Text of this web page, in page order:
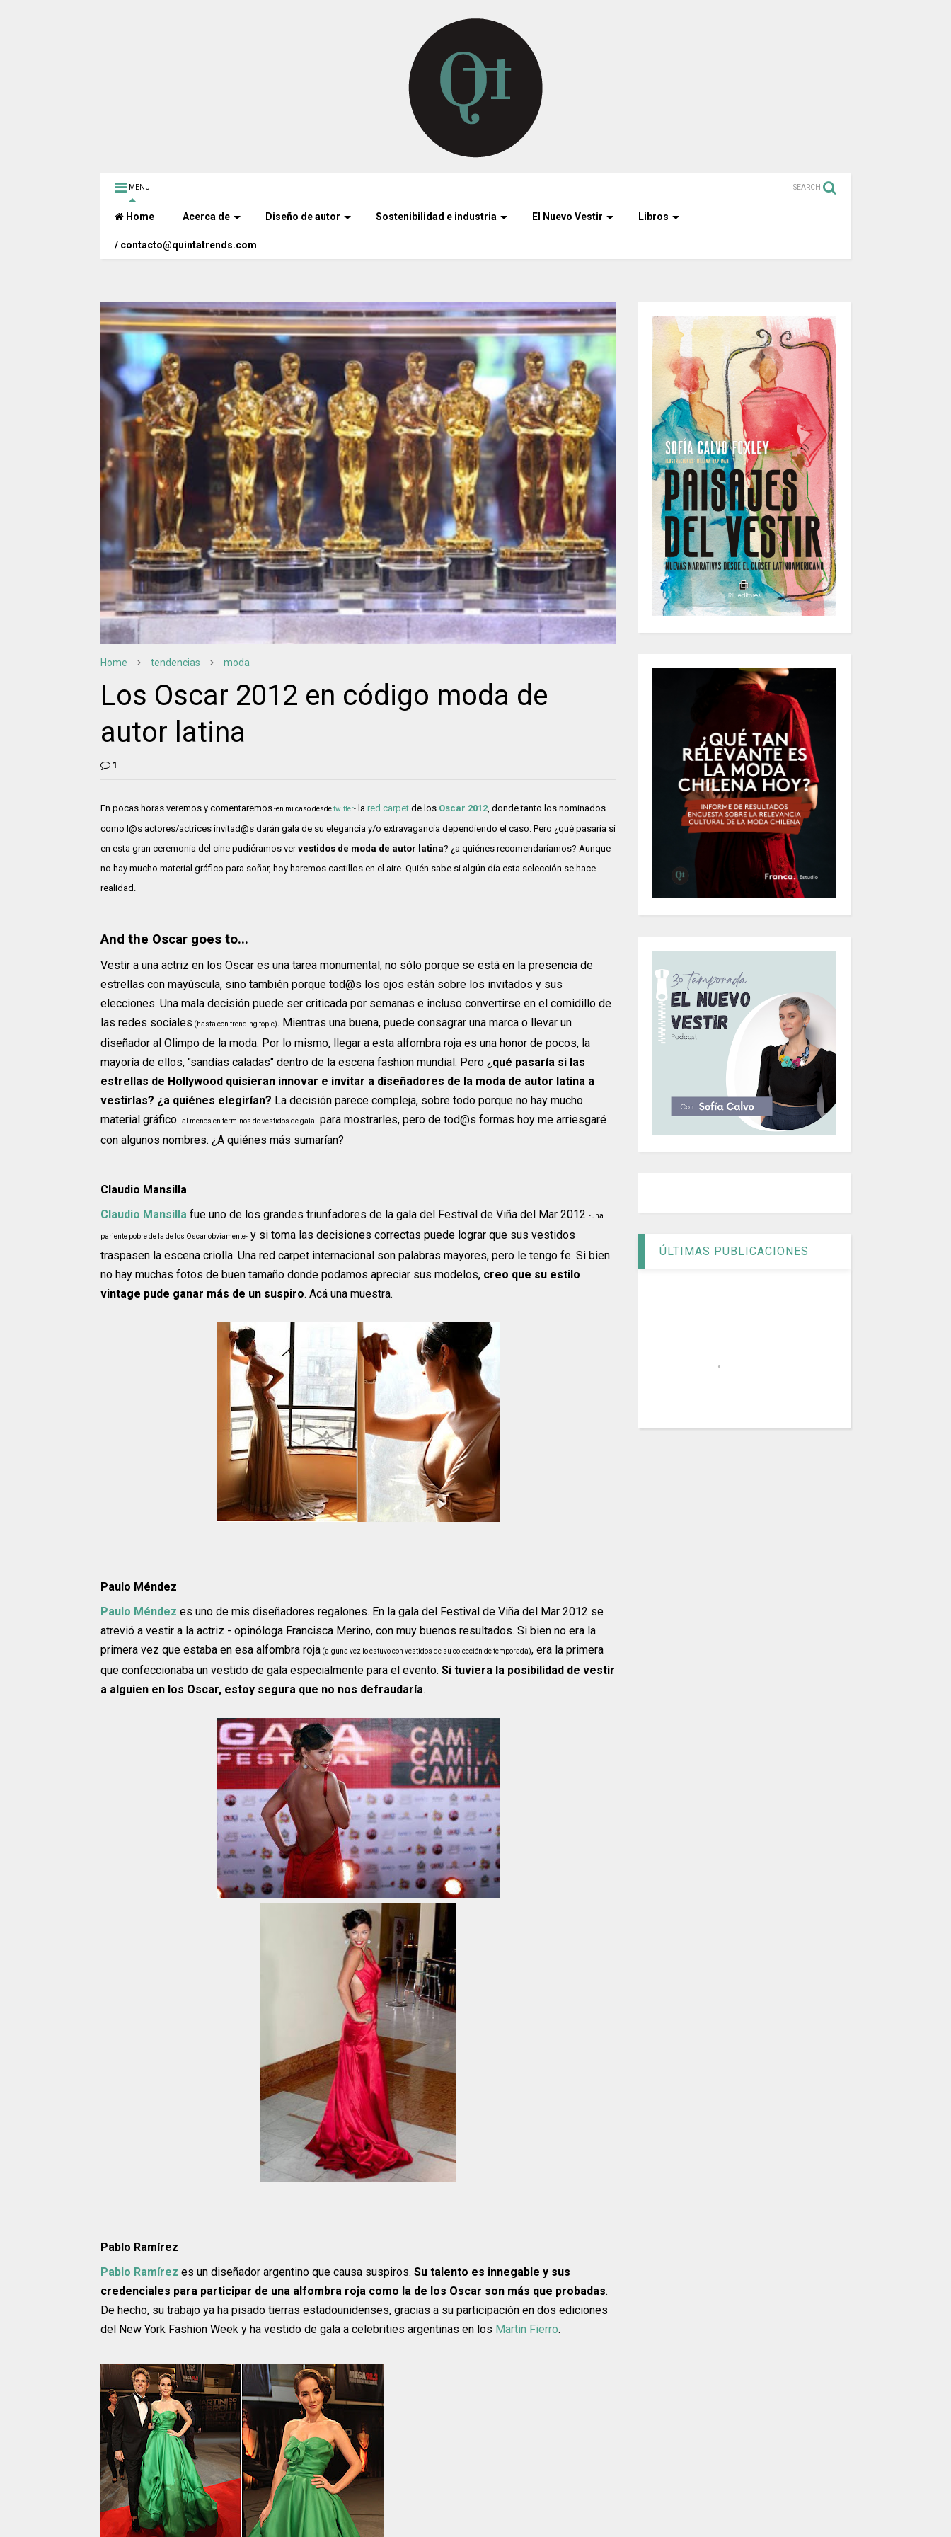
MENU SEARCH
Home Acerca de Diseño de autor Sostenibilidad e industria El Nuevo Vestir Libros
/ contacto@quintatrends.com
Home tendencias moda
Los Oscar 2012 en código moda de
autor latina
1
En pocas horas veremos y comentaremos-en mi caso desdetwitter- la red carpet de los Oscar 2012, donde tanto los nominados
como l@s actores/actrices invitad@s darán gala de su elegancia y/o extravagancia dependiendo el caso. Pero ¿qué pasaría si
en esta gran ceremonia del cine pudiéramos vervestidos de moda de autor latina? ¿a quiénes recomendaríamos? Aunque
no hay mucho material gráfico para soñar, hoy haremos castillos en el aire. Quién sabe si algún día esta selección se hace
realidad.
And the Oscar goes to...
Vestir a una actriz en los Oscar es una tarea monumental, no sólo porque se está en la presencia de
estrellas con mayúscula, sino también porque tod@s los ojos están sobre los invitados y sus
elecciones. Una mala decisión puede ser criticada por semanas e incluso convertirse en el comidillo de
las redes sociales (hasta con trending topic). Mientras una buena, puede consagrar una marca o llevar un
diseñador al Olimpo de la moda. Por lo mismo, llegar a esta alfombra roja es una honor de pocos, la
mayoría de ellos, "sandías caladas" dentro de la escena fashion mundial. Pero ¿ qué pasaría si las
estrellas de Hollywood quisieran innovar e invitar a diseñadores de la moda de autor latina a
vestirlas? ¿a quiénes elegirían? La decisión parece compleja, sobre todo porque no hay mucho
material gráfico -al menos en términos de vestidos de gala- para mostrarles, pero de tod@s formas hoy me arriesgaré
con algunos nombres. ¿A quiénes más sumarían?
Claudio Mansilla
Claudio Mansilla fue uno de los grandes triunfadores de la gala del Festival de Viña del Mar 2012 -una
pariente pobre de la de los Oscar obviamente- y si toma las decisiones correctas puede lograr que sus vestidos
traspasen la escena criolla. Una red carpet internacional son palabras mayores, pero le tengo fe. Si bien
no hay muchas fotos de buen tamaño donde podamos apreciar sus modelos, creo que su estilo
vintage pude ganar más de un suspiro. Acá una muestra.
Paulo Méndez
Paulo Méndez es uno de mis diseñadores regalones. En la gala del Festival de Viña del Mar 2012 se
atrevió a vestir a la actriz - opinóloga Francisca Merino, con muy buenos resultados. Si bien no era la
primera vez que estaba en esa alfombra roja (alguna vez lo estuvo con vestidos de su colección de temporada), era la primera
que confeccionaba un vestido de gala especialmente para el evento. Si tuviera la posibilidad de vestir
a alguien en los Oscar, estoy segura que no nos defraudaría.
Pablo Ramírez
Pablo Ramírez es un diseñador argentino que causa suspiros. Su talento es innegable y sus
credenciales para participar de una alfombra roja como la de los Oscar son más que probadas.
De hecho, su trabajo ya ha pisado tierras estadounidenses, gracias a su participación en dos ediciones
del New York Fashion Week y ha vestido de gala a celebrities argentinas en los Martin Fierro.
ÚLTIMAS PUBLICACIONES